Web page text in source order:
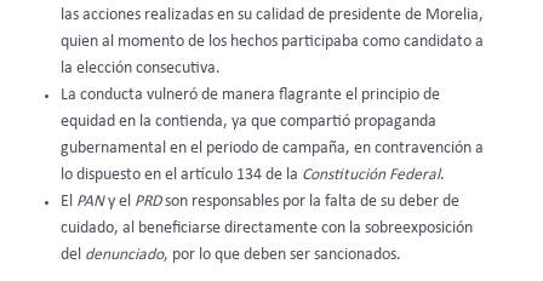
las acciones realizadas en su calidad de presidente de Morelia,
quien al momento de los hechos participaba como candidato a
la elección consecutiva.
La conducta vulneró de manera flagrante el principio de
equidad en la contienda, ya que compartió propaganda
gubernamental en el periodo de campaña, en contravención a
lo dispuesto en el artículo 134 de la Constitución Federal.
El PANy el PRDson responsables por la falta de su deber de
cuidado, al beneficiarse directamente con la sobreexposición
del denunciado, por lo que deben ser sancionados.